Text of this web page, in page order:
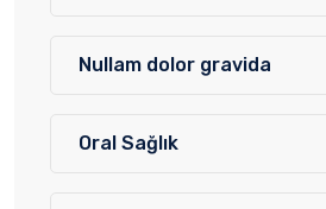
Nullam dolor gravida
Oral Sağlık